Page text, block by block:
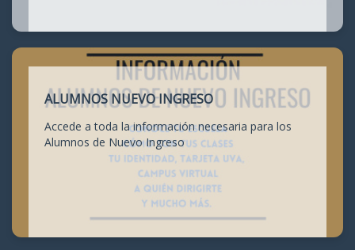
ALUMNOS NUEVO INGRESO
Accede a toda la información necesaria para los
Alumnos de Nuevo Ingreso